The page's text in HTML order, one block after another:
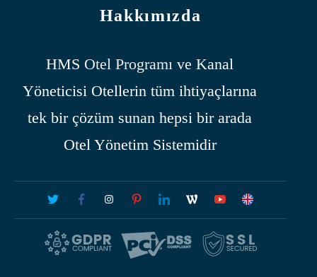
Hakkımızda
HMS Otel Programı ve Kanal
Yöneticisi Otellerin tüm ihtiyaçlarına
tek bir çözüm sunan hepsi bir arada
Otel Yönetim Sistemidir